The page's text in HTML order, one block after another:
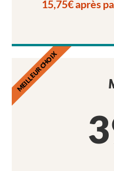
15,75€ après
MEILLEUR CHOIX